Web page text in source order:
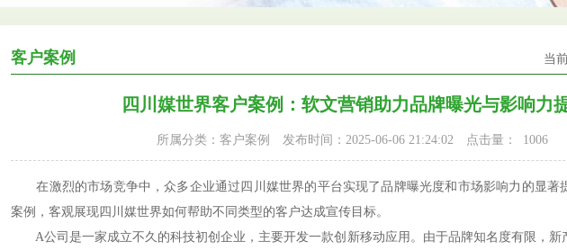
客户案例 当
四川媒世界客户案例：软文营销助力品牌曝光与影响力
所属分类：客户案例 发布时间：2025-06-06 21:24:02 点击量： 1006
在激烈的市场竞争中，众多企业通过四川媒世界的平台实现了品牌曝光度和市场影响力的显著
案例，客观展现四川媒世界如何帮助不同类型的客户达成宣传目标。
A公司是一家成立不久的科技初创企业，主要开发一款创新移动应用。由于品牌知名度有限，新